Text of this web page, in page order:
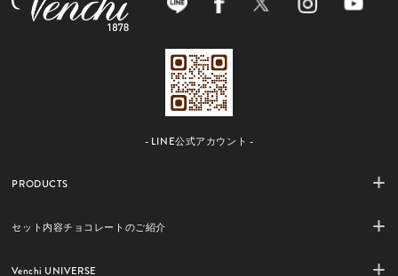
- LINE公式アカウント -
PRODUCTS
セット内容チョコレートのご紹介
Venchi UNIVERSE